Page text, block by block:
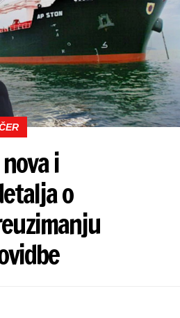
i
o